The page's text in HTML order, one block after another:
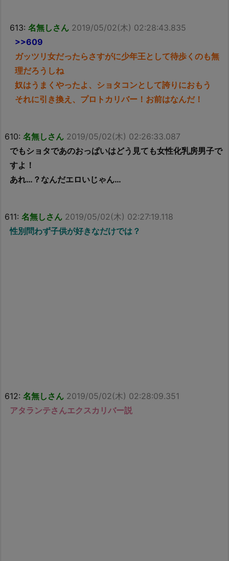
613: 名無しさん 2019/05/02(木) 02:28:43.835
>>609
ガッツリ女だったらさすがに少年王として待歩くのも無
理だろうしね
奴はうまくやったよ、ショタコンとして誇りにおもう
それに引き換え、プロトカリバー！お前はなんだ！
610: 名無しさん 2019/05/02(木) 02:26:33.087
でもショタであのおっぱいはどう見ても女性化乳房男子で
すよ！
あれ…？なんだエロいじゃん…
611: 名無しさん 2019/05/02(木) 02:27:19.118
性別問わず子供が好きなだけでは？
612: 名無しさん 2019/05/02(木) 02:28:09.351
アタランテさんエクスカリバー説